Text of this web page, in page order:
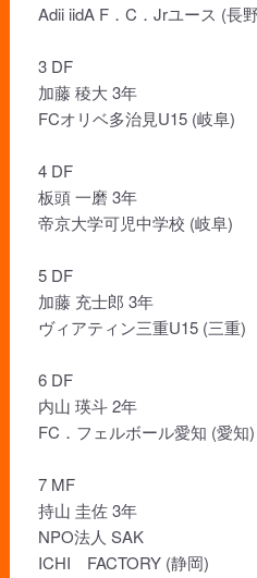
Adii iidA F．C．Jrユース (長
3 DF
加藤 稜大 3年
FCオリベ多治見U15 (岐阜)
4 DF
板頭 一磨 3年
帝京大学可児中学校 (岐阜)
5 DF
加藤 充士郎 3年
ヴィアティン三重U15 (三重)
6 DF
内山 瑛斗 2年
FC．フェルボール愛知 (愛知)
7 MF
持山 圭佐 3年
NPO法人 SAK
ICHI FACTORY (静岡)